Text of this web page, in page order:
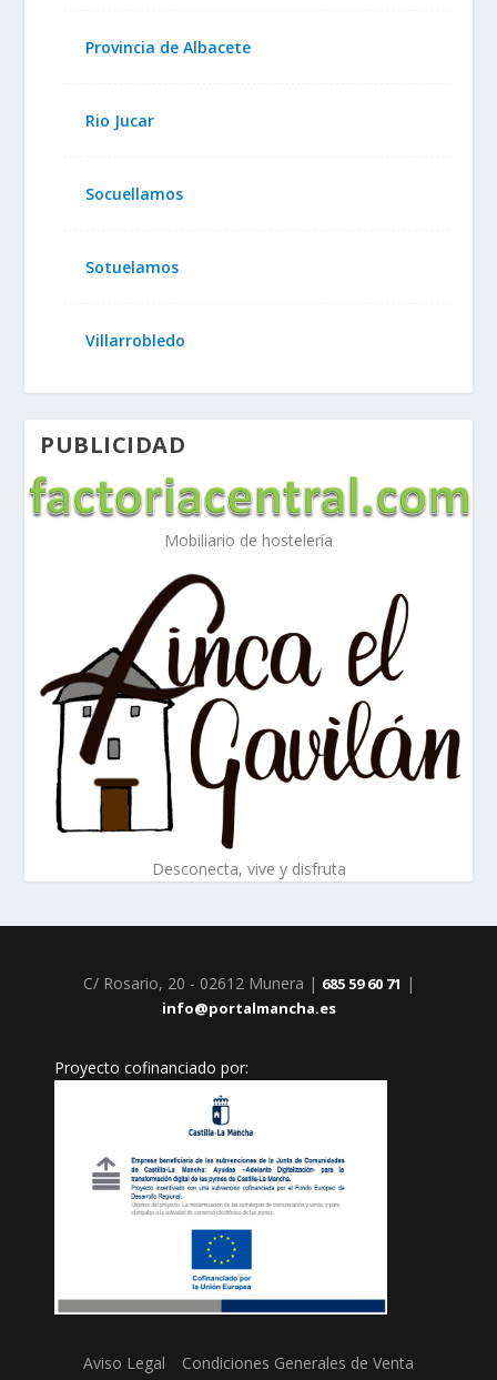
Provincia de Albacete
Rio Jucar
Socuellamos
Sotuelamos
Villarrobledo
PUBLICIDAD
Mobiliario de hostelería
Desconecta, vive y disfruta
C/ Rosario, 20 - 02612 Munera | 685 59 60 71 |
info@portalmancha.es
Proyecto cofinanciado por:
Aviso Legal Condiciones Generales de Venta